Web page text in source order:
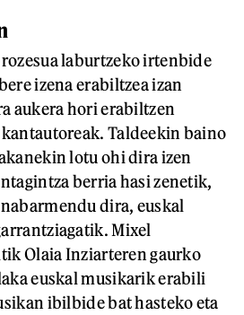
laburtzeko irtenbide
izena erabiltzea izan
aukera hori erabiltzen
Taldeekin baino
lotu ohi dira izen
berria hasi zenetik,
dira, euskal
Mixel
Olaia Inziarteren gaurko
euskal musikarik erabili
ibilbide bat hasteko eta